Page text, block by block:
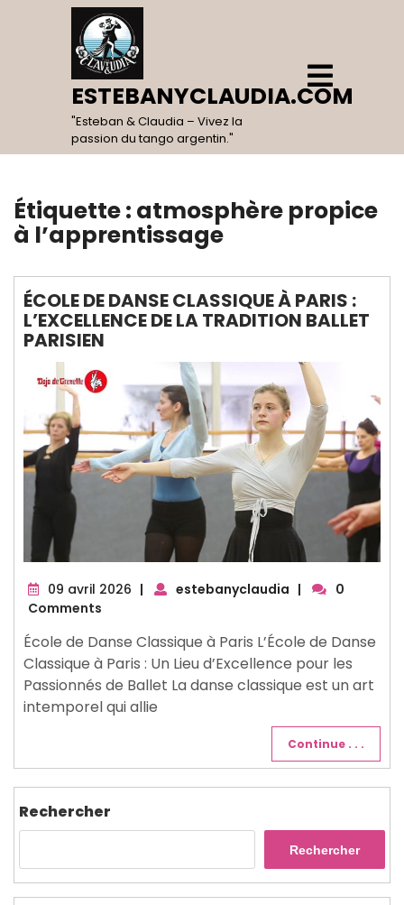
ESTEBANYCLAUDIA.COM
"Esteban & Claudia – Vivez la
passion du tango argentin."
Open
Menu
Étiquette : atmosphère propice
à l’apprentissage
ÉCOLE DE DANSE CLASSIQUE À PARIS :
L’EXCELLENCE DE LA TRADITION BALLET
PARISIEN
09 avril 2026 09
| estebanyclaudia |
0
Comments
École de Danse Classique à Paris L’École de Danse
Classique à Paris : Un Lieu d’Excellence pour les
Passionnés de Ballet La danse classique est un art
intemporel qui allie
Continue . . .
Rechercher
Rechercher